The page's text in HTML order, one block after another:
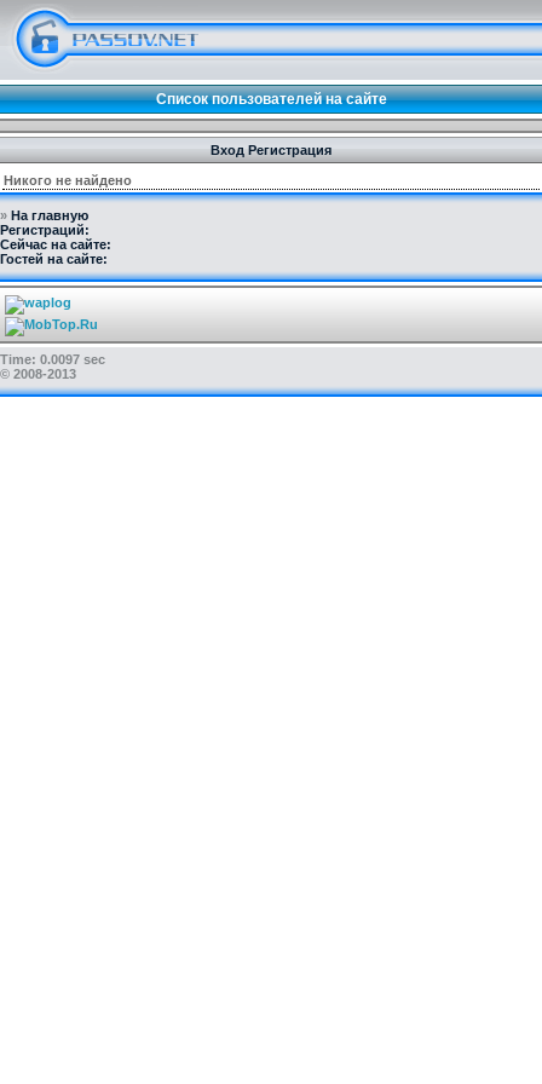
Список пользователей на сайте
Вход Регистрация
Никого не найдено
» На главную
Регистраций:
Сейчас на сайте:
Гостей на сайте:
Time: 0.0097 sec
© 2008-2013